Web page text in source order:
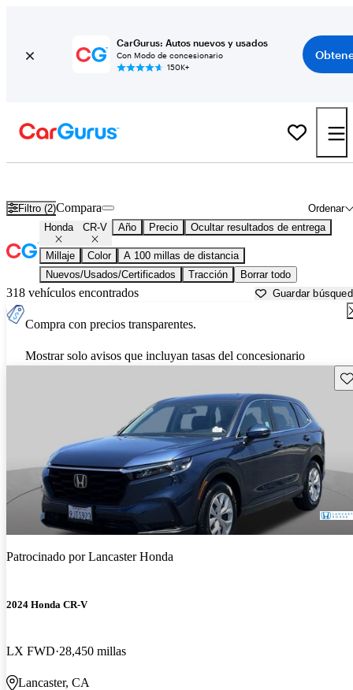
CarGurus: Autos nuevos y usados
Con Modo de concesionario
150K+
Filtro (2) Ordenar
Compara
Honda CR-V Año Precio Ocultar resultados de entrega
Millaje Color
A 100 millas de distancia
Nuevos/Usados/Certificados
Tracción Borrar todo
318 vehículos encontrados Guardar
Compra con precios transparentes.
Mostrar solo avisos que incluyan tasas del concesionario
Patrocinado porLancaster Honda
2024 Honda CR-V
LX FWD 28,450 millas
Lancaster, CA